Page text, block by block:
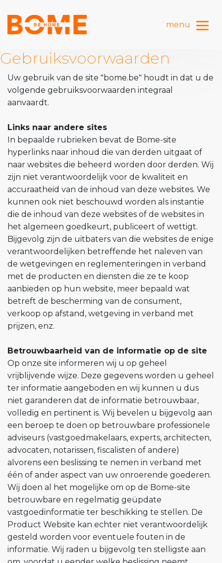
menu
Gebruiksvoorwaarden
Uw gebruik van de site "bome.be" houdt in dat u de
volgende gebruiksvoorwaarden integraal
aanvaardt.
Links naar andere sites
In bepaalde rubrieken bevat de Bome-site
hyperlinks naar inhoud die van derden uitgaat of
naar websites die beheerd worden door derden. Wij
zijn niet verantwoordelijk voor de kwaliteit en
accuraatheid van de inhoud van deze websites. We
kunnen ook niet beschouwd worden als instantie
die de inhoud van deze websites of de websites in
het algemeen goedkeurt, publiceert of wettigt.
Bijgevolg zijn de uitbaters van die websites de enige
verantwoordelijken betreffende het naleven van
de wetgevingen en reglementeringen in verband
met de producten en diensten die ze te koop
aanbieden op hun website, meer bepaald wat
betreft de bescherming van de consument,
verkoop op afstand, wetgeving in verband met
prijzen, enz.
Betrouwbaarheid van de informatie op de site
Op onze site informeren wij u op geheel
vrijblijvende wijze. Deze gegevens worden u geheel
ter informatie aangeboden en wij kunnen u dus
niet garanderen dat de informatie betrouwbaar,
volledig en pertinent is. Wij bevelen u bijgevolg aan
een beroep te doen op betrouwbare professionele
adviseurs (vastgoedmakelaars, experts, architecten,
advocaten, notarissen, fiscalisten of andere)
alvorens een beslissing te nemen in verband met
één of ander aspect van uw onroerende goederen.
Wij doen al het mogelijke om op de Bome-site
betrouwbare en regelmatig geüpdate
vastgoedinformatie ter beschikking te stellen. De
Product Website kan echter niet verantwoordelijk
gesteld worden voor eventuele fouten in de
informatie. Wij raden u bijgevolg ten stelligste aan